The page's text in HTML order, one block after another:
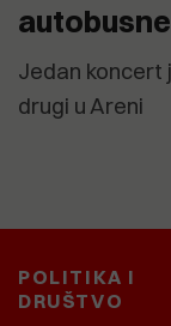
Jedan koncert
drugi u Areni
POLITIKA I
DRUŠTVO